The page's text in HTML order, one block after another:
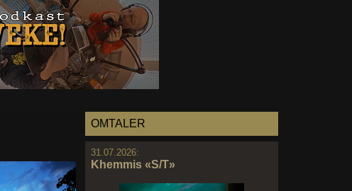
OMTALER
31.07.2026:
Khemmis «S/T»